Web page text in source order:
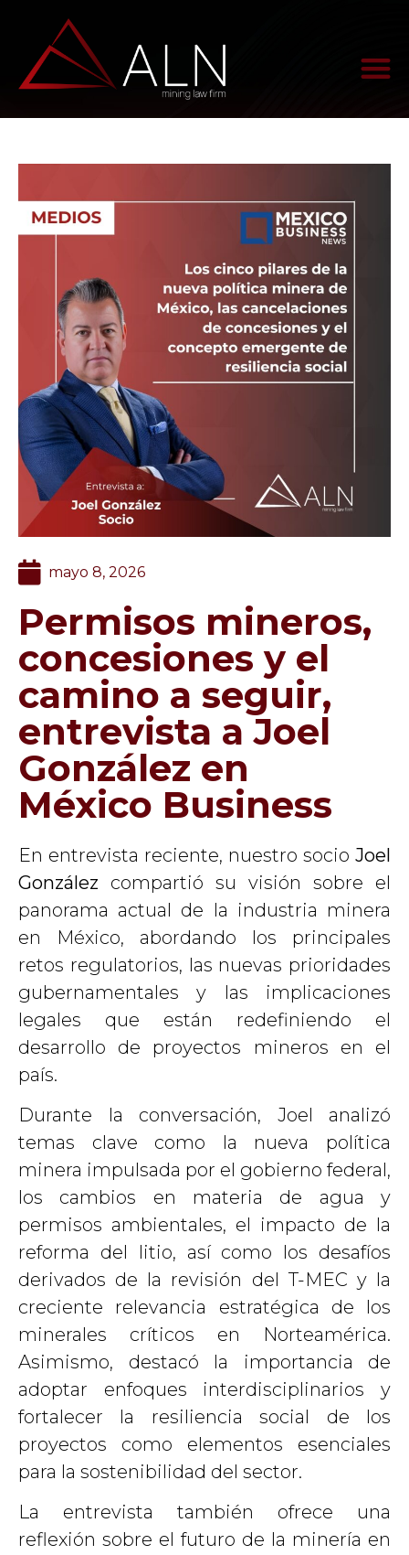
mayo 8, 2026
Permisos mineros,
concesiones y el
camino a seguir,
entrevista a Joel
González en
México Business
En entrevista reciente, nuestro socio Joel
González compartió su visión sobre el
panorama actual de la industria minera
en México, abordando los principales
retos regulatorios, las nuevas prioridades
gubernamentales y las implicaciones
legales que están redefiniendo el
desarrollo de proyectos mineros en el
país.
Durante la conversación, Joel analizó
temas clave como la nueva política
minera impulsada por el gobierno federal,
los cambios en materia de agua y
permisos ambientales, el impacto de la
reforma del litio, así como los desafíos
derivados de la revisión del T-MEC y la
creciente relevancia estratégica de los
minerales críticos en Norteamérica.
Asimismo, destacó la importancia de
adoptar enfoques interdisciplinarios y
fortalecer la resiliencia social de los
proyectos como elementos esenciales
para la sostenibilidad del sector.
La entrevista también ofrece una
reflexión sobre el futuro de la minería en